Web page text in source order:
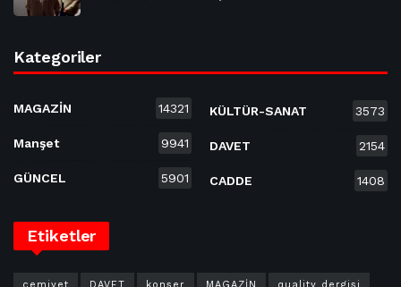
Kategoriler
MAGAZİN 14321
Manşet 9941
GÜNCEL 5901
KÜLTÜR-SANAT 3573
DAVET 2154
CADDE 1408
Etiketler